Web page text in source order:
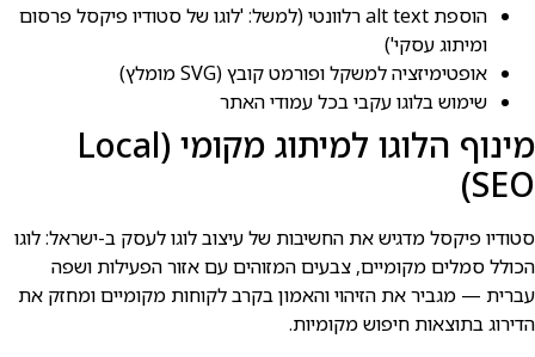
הוספת alt text רלוונטי (למשל: 'לוגו של סטודיו פיקסל פרסום
ומיתוג עסקי')
אופטימיזציה למשקל ופורמט קובץ (SVG מומלץ)
שימוש בלוגו עקבי בכל עמודי האתר
מינוף הלוגו למיתוג מקומי (Local
SEO)
סטודיו פיקסל מדגיש את החשיבות של עיצוב לוגו לעסק ב-ישראל: לוגו
הכולל סמלים מקומיים, צבעים המזוהים עם אזור הפעילות ושפה
עברית — מגביר את הזיהוי והאמון בקרב לקוחות מקומיים ומחזק את
הדירוג בתוצאות חיפוש מקומיות.